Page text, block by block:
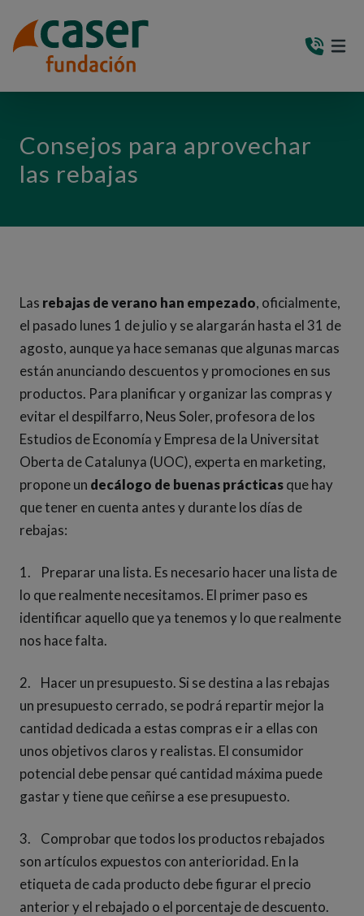
Consejos para aprovechar
las rebajas
Las rebajas de verano han empezado, oficialmente,
el pasado lunes 1 de julio y se alargarán hasta el 31 de
agosto, aunque ya hace semanas que algunas marcas
están anunciando descuentos y promociones en sus
productos. Para planificar y organizar las compras y
evitar el despilfarro, Neus Soler, profesora de los
Estudios de Economía y Empresa de la Universitat
Oberta de Catalunya (UOC), experta en marketing,
propone un decálogo de buenas prácticasque hay
que tener en cuenta antes y durante los días de
rebajas:
1. Preparar una lista. Es necesario hacer una lista de
lo que realmente necesitamos. El primer paso es
identificar aquello que ya tenemos y lo que realmente
nos hace falta.
2. Hacer un presupuesto. Si se destina a las rebajas
un presupuesto cerrado, se podrá repartir mejor la
cantidad dedicada a estas compras e ir a ellas con
unos objetivos claros y realistas. El consumidor
potencial debe pensar qué cantidad máxima puede
gastar y tiene que ceñirse a ese presupuesto.
3. Comprobar que todos los productos rebajados
son artículos expuestos con anterioridad. En la
etiqueta de cada producto debe figurar el precio
anterior y el rebajado o el porcentaje de descuento.